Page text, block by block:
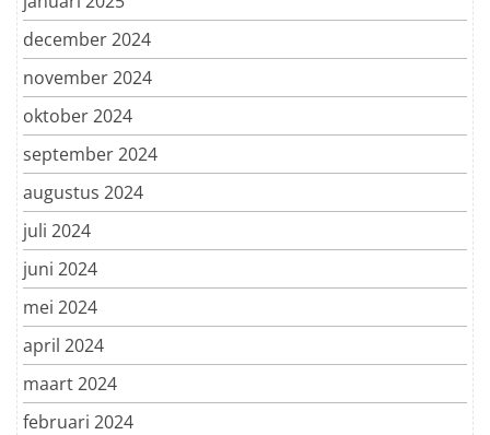
december 2024
november 2024
oktober 2024
september 2024
augustus 2024
juli 2024
juni 2024
mei 2024
april 2024
maart 2024
februari 2024